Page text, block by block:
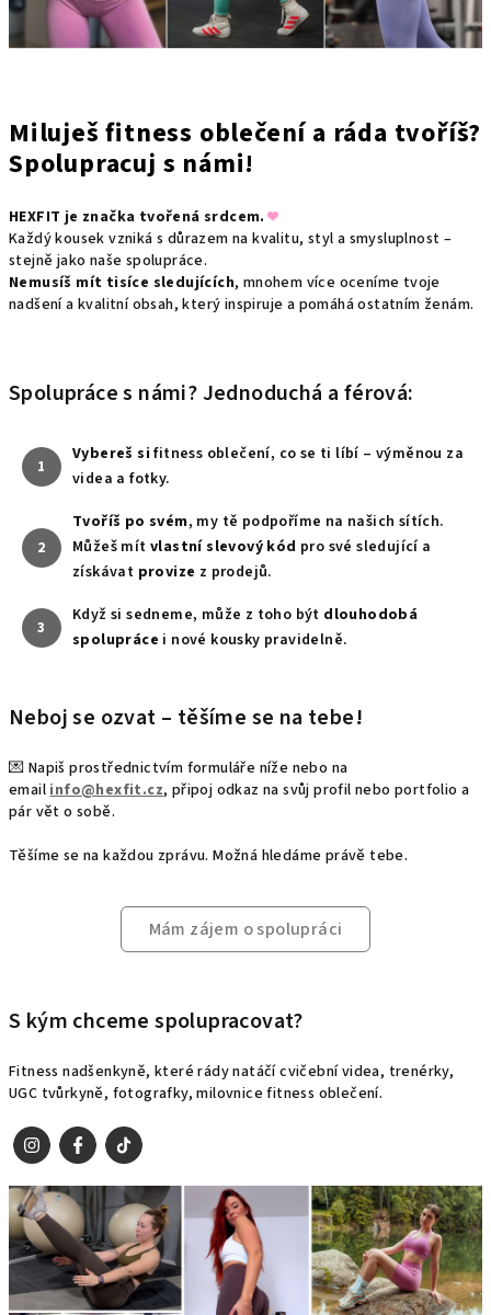
Miluješ fitness oblečení a ráda tvoříš?
Spolupracuj s námi!
HEXFIT je značka tvořená srdcem.❤
Každý kousek vzniká s důrazem na kvalitu, styl a smysluplnost –
stejně jako naše spolupráce.
Nemusíš mít tisíce sledujících, mnohem více oceníme tvoje
nadšení a kvalitní obsah, který inspiruje a pomáhá ostatním ženám.
Spolupráce s námi? Jednoduchá a férová:
1
Vybereš si fitness oblečení, co se ti líbí – výměnou za
videa a fotky.
2
Tvoříš po svém, my tě podpoříme na našich sítích.
Můžeš mítvlastní slevový kód pro své sledující a
získávat provize z prodejů.
3
Když si sedneme, může z toho být dlouhodobá
spolupráce i nové kousky pravidelně.
Neboj se ozvat – těšíme se na tebe!
💌 Napiš prostřednictvím formuláře níže nebo na
emailinfo@hexfit.cz, připoj odkaz na svůj profil nebo portfolio a
pár vět o sobě.
Těšíme se na každou zprávu. Možná hledáme právě tebe.
Mám zájem o spolupráci
S kým chceme spolupracovat?
Fitness nadšenkyně, které rády natáčí cvičební videa, trenérky,
UGC tvůrkyně, fotografky, milovnice fitness oblečení.